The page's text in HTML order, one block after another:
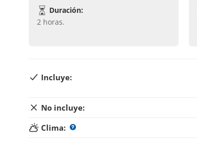
Duración:
2 horas.
Incluye:
No incluye:
Clima: